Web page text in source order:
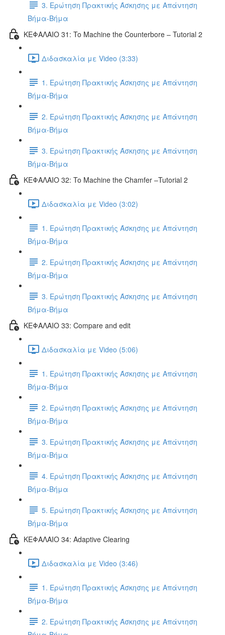
3. Ερώτηση Πρακτικής Άσκησης με Απάντηση
Βήμα-Βήμα
ΚΕΦΑΛΑΙΟ 31: To Machine the Counterbore – Tutorial 2
Διδασκαλία με Video (3:33)
1. Ερώτηση Πρακτικής Άσκησης με Απάντηση
Βήμα-Βήμα
2. Ερώτηση Πρακτικής Άσκησης με Απάντηση
Βήμα-Βήμα
3. Ερώτηση Πρακτικής Άσκησης με Απάντηση
Βήμα-Βήμα
ΚΕΦΑΛΑΙΟ 32: To Machine the Chamfer –Tutorial 2
Διδασκαλία με Video (3:02)
1. Ερώτηση Πρακτικής Άσκησης με Απάντηση
Βήμα-Βήμα
2. Ερώτηση Πρακτικής Άσκησης με Απάντηση
Βήμα-Βήμα
3. Ερώτηση Πρακτικής Άσκησης με Απάντηση
Βήμα-Βήμα
ΚΕΦΑΛΑΙΟ 33: Compare and edit
Διδασκαλία με Video (5:06)
1. Ερώτηση Πρακτικής Άσκησης με Απάντηση
Βήμα-Βήμα
2. Ερώτηση Πρακτικής Άσκησης με Απάντηση
Βήμα-Βήμα
3. Ερώτηση Πρακτικής Άσκησης με Απάντηση
Βήμα-Βήμα
4. Ερώτηση Πρακτικής Άσκησης με Απάντηση
Βήμα-Βήμα
5. Ερώτηση Πρακτικής Άσκησης με Απάντηση
Βήμα-Βήμα
ΚΕΦΑΛΑΙΟ 34: Adaptive Clearing
Διδασκαλία με Video (3:46)
1. Ερώτηση Πρακτικής Άσκησης με Απάντηση
Βήμα-Βήμα
2. Ερώτηση Πρακτικής Άσκησης με Απάντηση